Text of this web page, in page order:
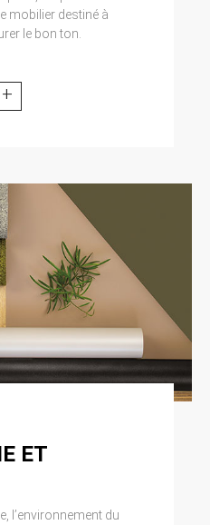
mobilier destiné à
le bon ton.
+
ET
l’environnement du